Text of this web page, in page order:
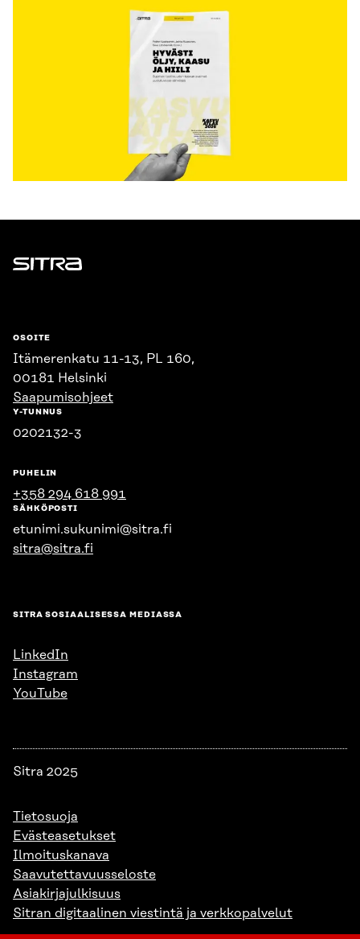
Sitra
OSOITE
Itämerenkatu 11-13, PL 160,
00181 Helsinki
Saapumisohjeet
Y-TUNNUS
0202132-3
PUHELIN
+358 294 618 991
SÄHKÖPOSTI
etunimi.sukunimi@sitra.fi
sitra@sitra.fi
SITRA SOSIAALISESSA MEDIASSA
LinkedIn
Instagram
YouTube
Sitra 2025
Tietosuoja
Evästeasetukset
Ilmoituskanava
Saavutettavuusseloste
Asiakirjajulkisuus
Sitran digitaalinen viestintä ja verkkopalvelut